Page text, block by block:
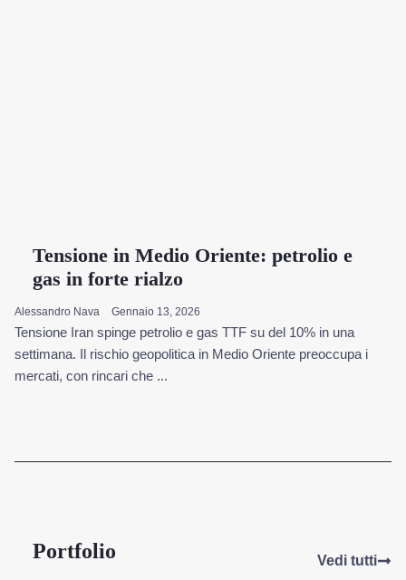
Tensione in Medio Oriente: petrolio e
gas in forte rialzo
Alessandro Nava Gennaio 13, 2026
Tensione Iran spinge petrolio e gas TTF su del 10% in una
settimana. Il rischio geopolitica in Medio Oriente preoccupa i
mercati, con rincari che ...
Portfolio Vedi tutti